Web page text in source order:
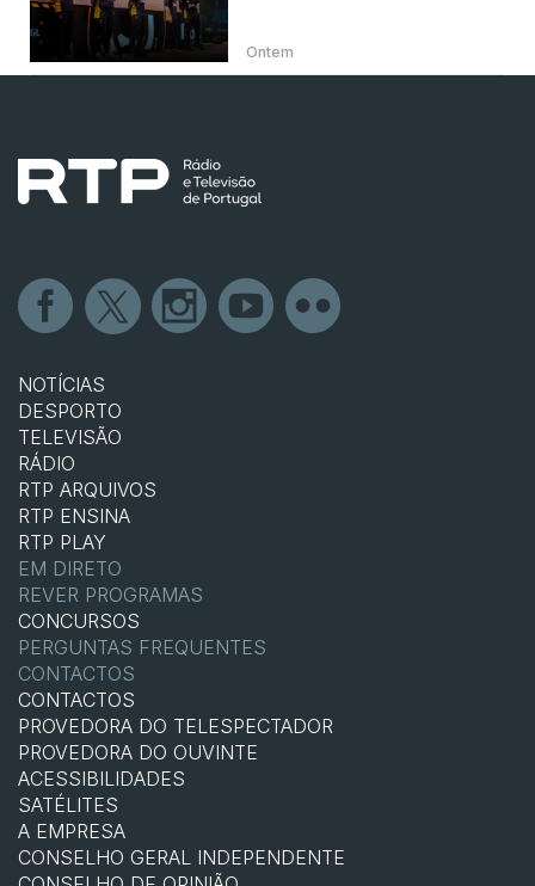
Ontem
NOTÍCIAS
DESPORTO
TELEVISÃO
RÁDIO
RTP ARQUIVOS
RTP ENSINA
RTP PLAY
EM DIRETO
REVER PROGRAMAS
CONCURSOS
PERGUNTAS FREQUENTES
CONTACTOS
CONTACTOS
PROVEDORA DO TELESPECTADOR
PROVEDORA DO OUVINTE
ACESSIBILIDADES
SATÉLITES
A EMPRESA
CONSELHO GERAL INDEPENDENTE